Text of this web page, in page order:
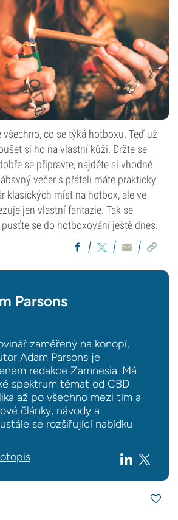
co se týká hotboxu. Teď už
si ho na vlastní kůži. Držte se
se připravte, najděte si vhodné
večer s přáteli máte prakticky
klasických míst na hotbox, ale ve
jen vlastní fantazie. Tak se
se do hotboxování ještě dnes.
Parsons
zaměřený na konopí,
Adam Parsons je
redakce Zamnesia. Má
spektrum témat od CBD
až po všechno mezi tím a
články, návody a
se rozšiřující nabídku